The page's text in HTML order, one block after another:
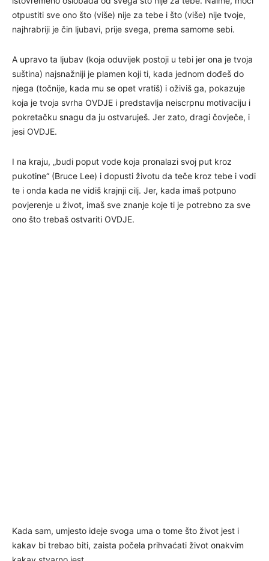
otpustiti sve ono što (više) nije za tebe i što (više) nije tvoje,
najhrabriji je čin ljubavi, prije svega, prema samome sebi.
A upravo ta ljubav (koja oduvijek postoji u tebi jer ona je tvoja
suština) najsnažniji je plamen koji ti, kada jednom dođeš do
njega (točnije, kada mu se opet vratiš) i oživiš ga, pokazuje
koja je tvoja svrha OVDJE i predstavlja neiscrpnu motivaciju i
pokretačku snagu da ju ostvaruješ. Jer zato, dragi čovječe, i
jesi OVDJE.
I na kraju, „budi poput vode koja pronalazi svoj put kroz
pukotine“ (Bruce Lee) i dopusti životu da teče kroz tebe i vodi
te i onda kada ne vidiš krajnji cilj. Jer, kada imaš potpuno
povjerenje u život, imaš sve znanje koje ti je potrebno za sve
ono što trebaš ostvariti OVDJE.
Kada sam, umjesto ideje svoga uma o tome što život jest i
kakav bi trebao biti, zaista počela prihvaćati život onakvim